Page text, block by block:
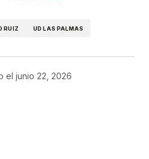
RUIZ UD LAS PALMAS
el junio 22, 2026